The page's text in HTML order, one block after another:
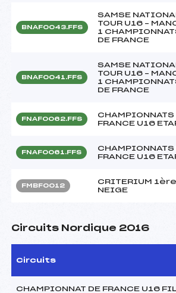
BNAF0043.FFS
SAMSE
TOUR U16 –
1
DE FRANCE
BNAF0041.FFS
SAMSE
TOUR U16 –
1
DE FRANCE
FNAF0062.FFS
CHAMPIONNATS
FRANCE U16
FNAF0061.FFS
CHAMPIONNATS
FRANCE U16
FMBF0012
CRITERIUM 1ère
NEIGE
Circuits Nordique 2016
Circuits
CHAMPIONNAT DE FRANCE U16